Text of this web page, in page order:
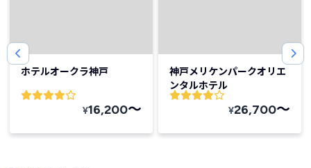
ホテルオークラ神戸
¥16,200〜
神戸メリケンパークオリエ
ンタルホテル
¥26,700〜